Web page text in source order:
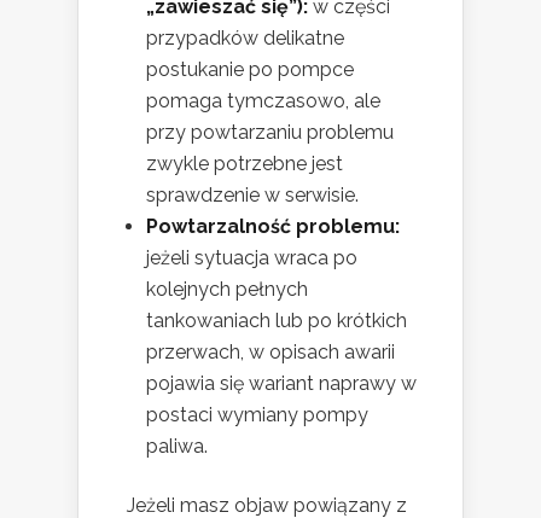
„zawieszać się”): w części
przypadków delikatne
postukanie po pompce
pomaga tymczasowo, ale
przy powtarzaniu problemu
zwykle potrzebne jest
sprawdzenie w serwisie.
Powtarzalność problemu:
jeżeli sytuacja wraca po
kolejnych pełnych
tankowaniach lub po krótkich
przerwach, w opisach awarii
pojawia się wariant naprawy w
postaci wymiany pompy
paliwa.
Jeżeli masz objaw powiązany z